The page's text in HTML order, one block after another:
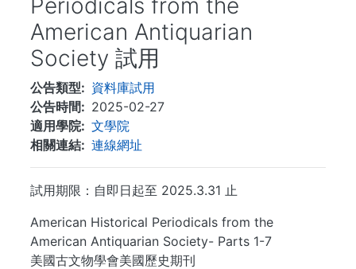
Periodicals from the
American Antiquarian
Society 試用
公告類型
資料庫試用
公告時間
2025-02-27
適用學院
文學院
相關連結
連線網址
試用期限：自即日起至 2025.3.31 止
American Historical Periodicals from the
American Antiquarian Society- Parts 1-7
美國古文物學會美國歷史期刊